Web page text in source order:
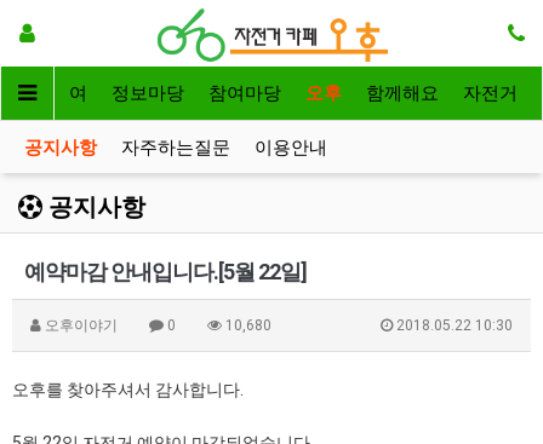
전거대여 정보마당 참여마당 오후 함께해요 자전거
공지사항 자주하는질문 이용안내
공지사항
예약마감 안내입니다.[5월 22일]
오후이야기 0 10,680 2018.05.22 10:30
오후를 찾아주셔서 감사합니다.